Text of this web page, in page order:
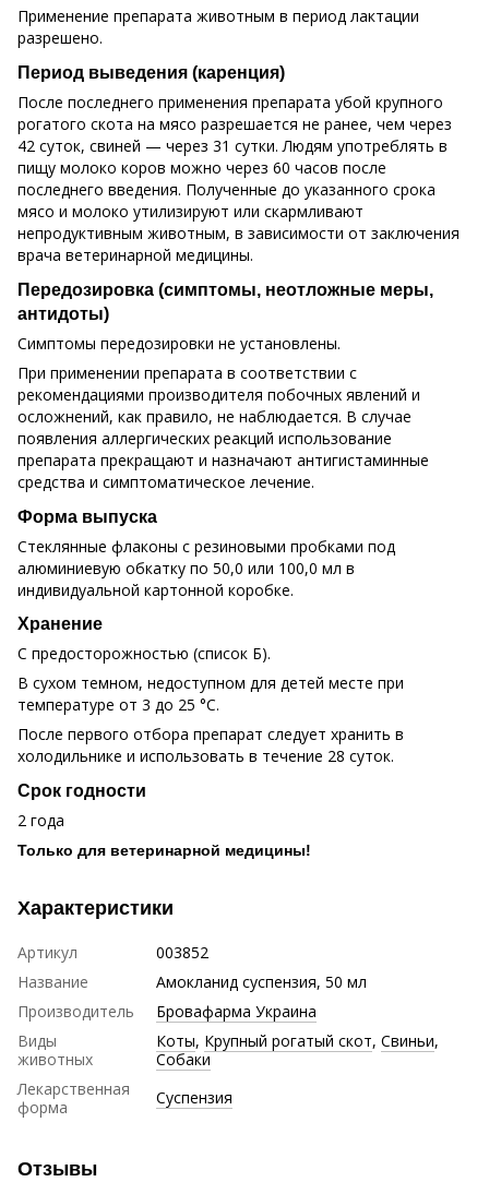
Применение препарата животным в период лактации
разрешено.
Период выведения (каренция)
После последнего применения препарата убой крупного
рогатого скота на мясо разрешается не ранее, чем через
42 суток, свиней — через 31 сутки. Людям употреблять в
пищу молоко коров можно через 60 часов после
последнего введения. Полученные до указанного срока
мясо и молоко утилизируют или скармливают
непродуктивным животным, в зависимости от заключения
врача ветеринарной медицины.
Передозировка (симптомы, неотложные меры,
антидоты)
Симптомы передозировки не установлены.
При применении препарата в соответствии с
рекомендациями производителя побочных явлений и
осложнений, как правило, не наблюдается. В случае
появления аллергических реакций использование
препарата прекращают и назначают антигистаминные
средства и симптоматическое лечение.
Форма выпуска
Стеклянные флаконы с резиновыми пробками под
алюминиевую обкатку по 50,0 или 100,0 мл в
индивидуальной картонной коробке.
Хранение
С предосторожностью (список Б).
В сухом темном, недоступном для детей месте при
температуре от 3 до 25 °C.
После первого отбора препарат следует хранить в
холодильнике и использовать в течение 28 суток.
Срок годности
2 года
Только для ветеринарной медицины!
Характеристики
Артикул
003852
Название
Амокланид суспензия, 50 мл
Производитель
Бровафарма Украина
Виды
животных
Коты, Крупный рогатый скот, Свиньи,
Собаки
Лекарственная
форма
Суспензия
Отзывы